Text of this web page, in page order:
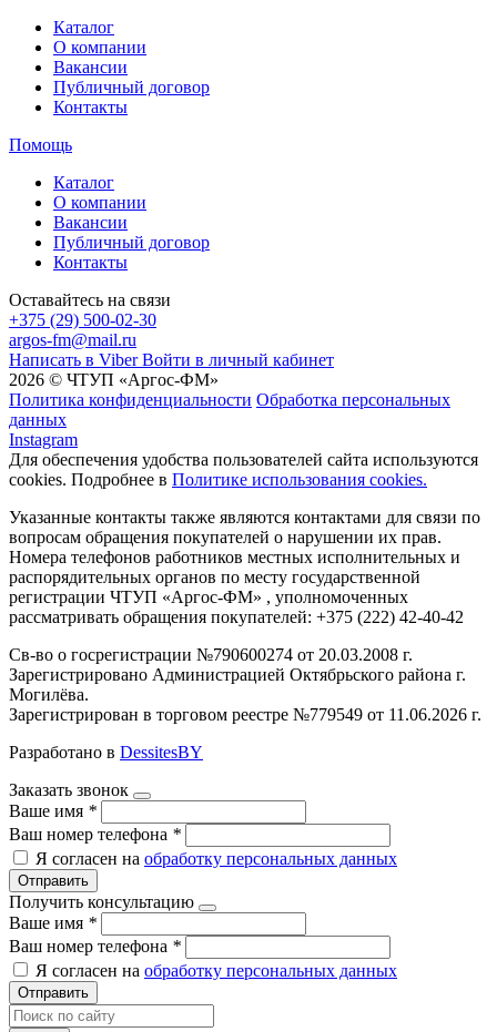
Каталог
О компании
Вакансии
Публичный договор
Контакты
Помощь
Каталог
О компании
Вакансии
Публичный договор
Контакты
Оставайтесь на связи
+375 (29) 500-02-30
argos-fm@mail.ru
Написать в Viber Войти в личный кабинет
2026 © ЧТУП «Аргос-ФМ»
Политика конфиденциальности Обработка персональных
данных
Instagram
Для обеспечения удобства пользователей сайта используются
cookies. Подробнее в Политике использования cookies.
Указанные контакты также являются контактами для связи по
вопросам обращения покупателей о нарушении их прав.
Номера телефонов работников местных исполнительных и
распорядительных органов по месту государственной
регистрации ЧТУП «Аргос-ФМ» , уполномоченных
рассматривать обращения покупателей: +375 (222) 42-40-42
Св-во о госрегистрации №790600274 от 20.03.2008 г.
Зарегистрировано Администрацией Октябрьского района г.
Могилёва.
Зарегистрирован в торговом реестре №779549 от 11.06.2026 г.
Разработано в DessitesBY
Заказать звонок
Ваше имя *
Ваш номер телефона *
Я согласен на обработку персональных данных
Отправить
Получить консультацию
Ваше имя *
Ваш номер телефона *
Я согласен на обработку персональных данных
Отправить